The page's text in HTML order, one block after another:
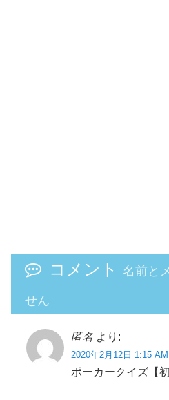
コメント 名前と
せん
匿名 より:
2020年2月12日 1:15 AM
ポーカークイズ【